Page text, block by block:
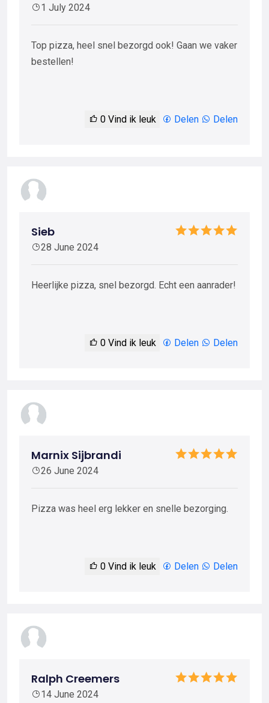
1 July 2024
Top pizza, heel snel bezorgd ook! Gaan we vaker
bestellen!
0 Vind ik leuk Delen Delen
Sieb
28 June 2024
Heerlijke pizza, snel bezorgd. Echt een aanrader!
0 Vind ik leuk Delen Delen
Marnix Sijbrandi
26 June 2024
Pizza was heel erg lekker en snelle bezorging.
0 Vind ik leuk Delen Delen
Ralph Creemers
14 June 2024